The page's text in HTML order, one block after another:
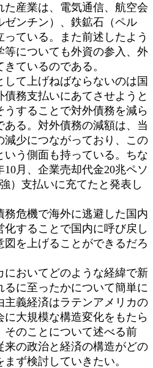
た産業は、電気通信、航空会
ゼンチン）、鉄鉱石（ペル
ている。また前述したよう
等についても外資の参入、外
ているのである。
て上げねばならないのは国
務支払いにあてさせようと
することで対外債務を減ら
ある。対外債務の減額は、当
減少につながっており、この
いう側面も持っている。ちな
月、企業売却代金20兆ペソ
）支払いに充てたと発表し
危機で海外に逃避した国内
することで国内に呼び戻し
を上げることができるだろ
おいてどのような経緯で新
るに至ったかについて簡単に
主義経済はラテンアメリカの
大規模な構造変化をもたら
そのことについて述べる前
来の政治と経済の構造がどの
ず検討していきたい。